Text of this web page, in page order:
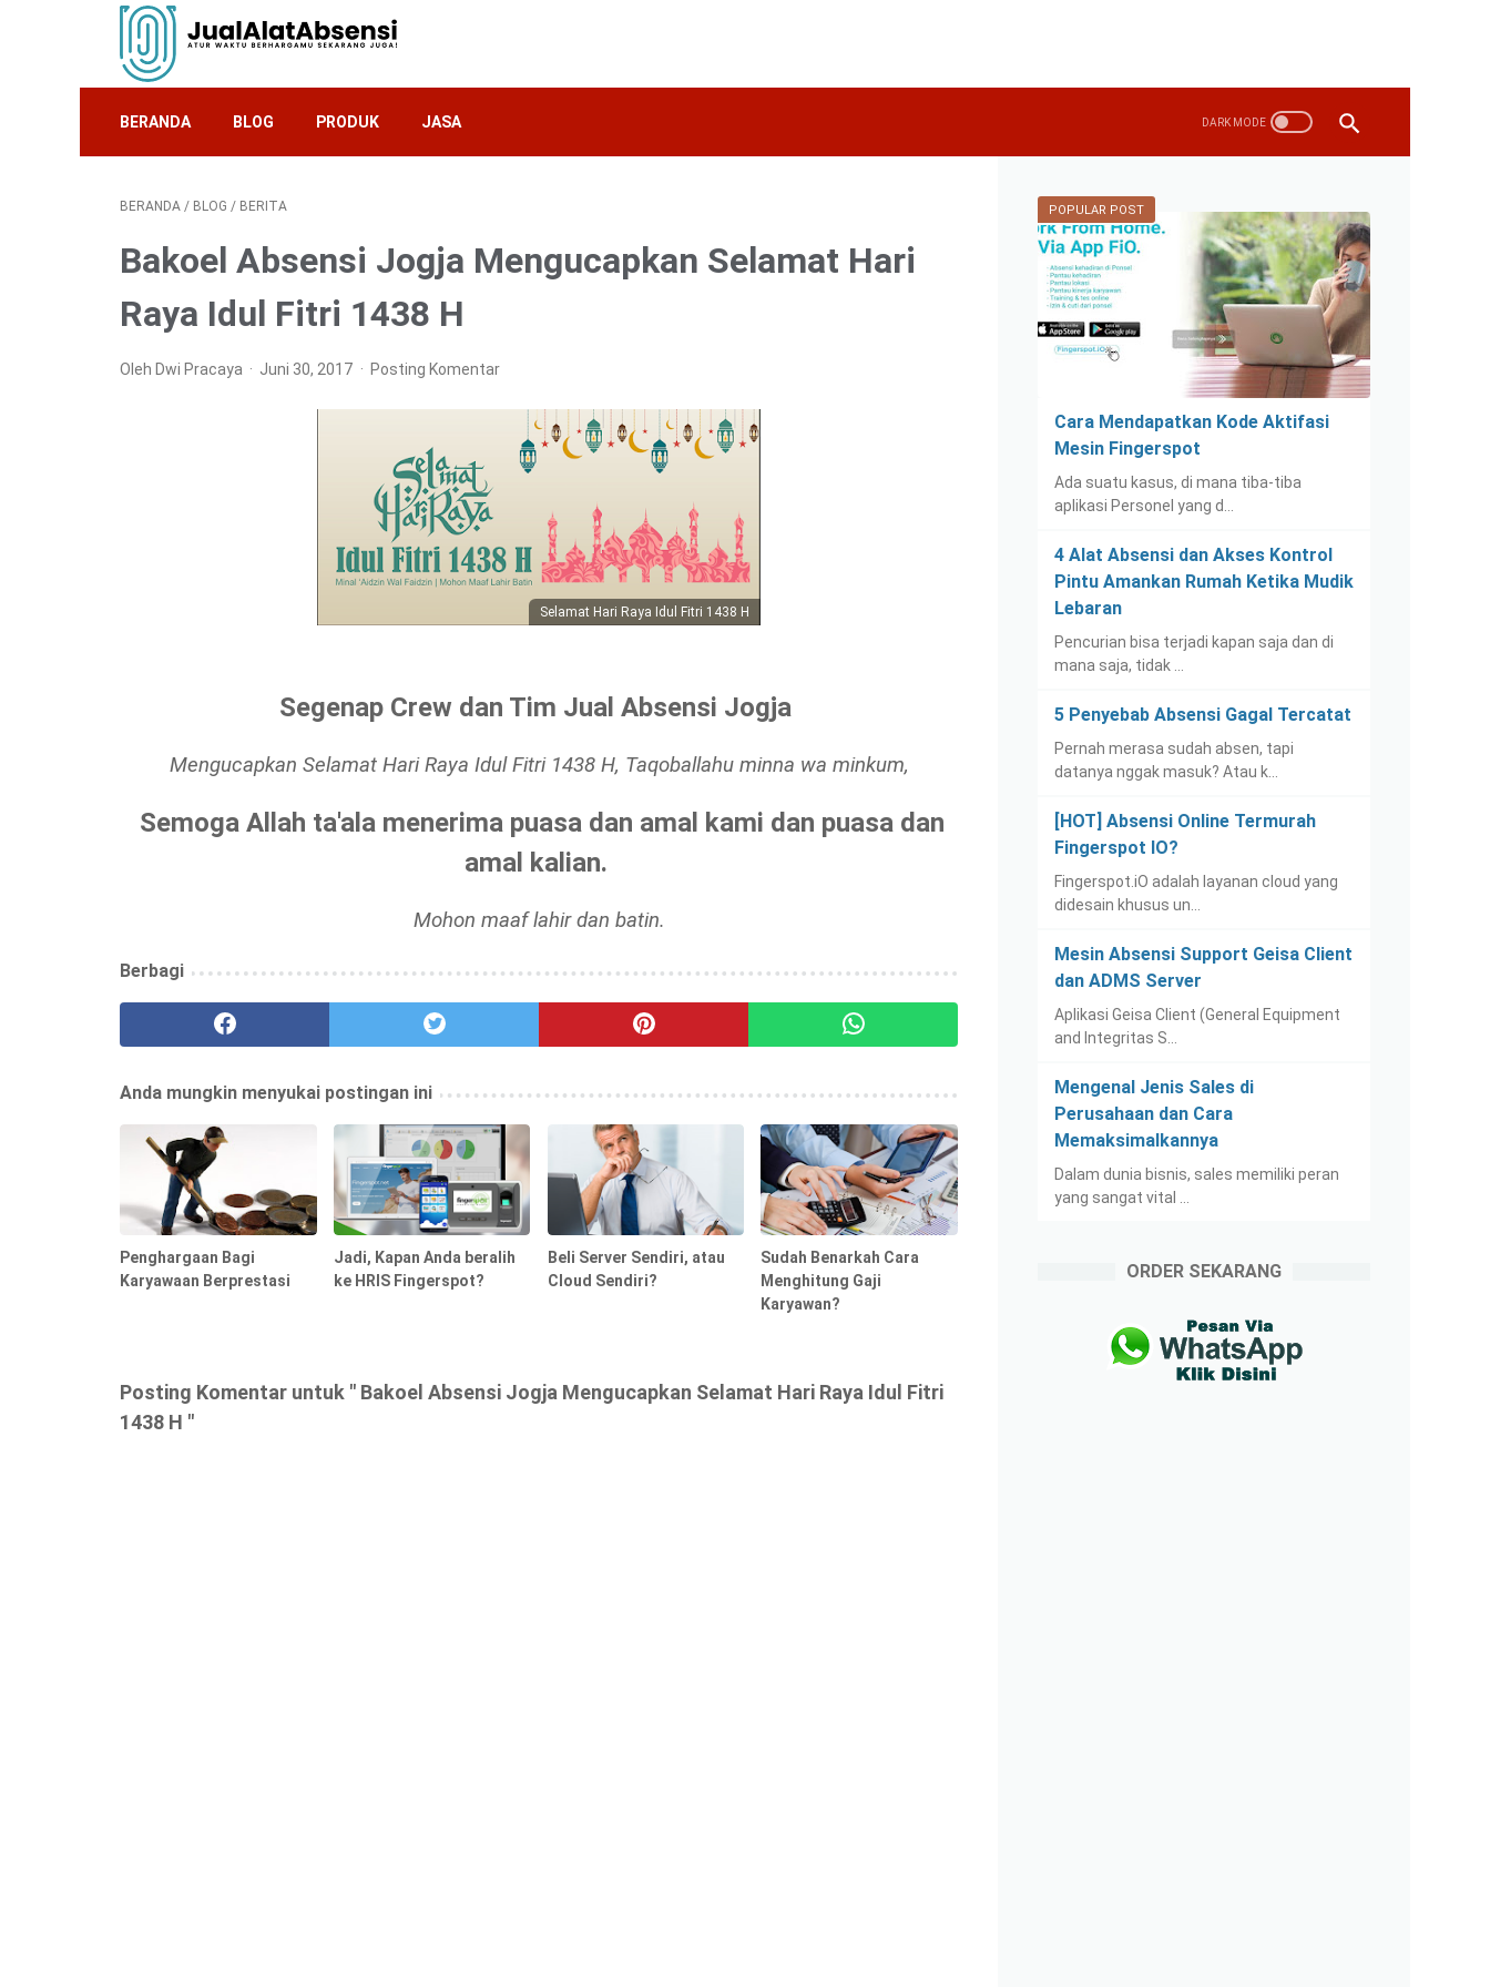
BERANDA BLOG PRODUK JASA
BERANDA / BLOG / BERITA
Bakoel Absensi Jogja Mengucapkan Selamat Hari
Raya Idul Fitri 1438 H
Oleh Dwi Pracaya Juni 30, 2017 Posting Komentar
Selamat Hari Raya Idul Fitri 1438 H
Segenap Crew dan Tim Jual Absensi Jogja
Mengucapkan Selamat Hari Raya Idul Fitri 1438 H, Taqoballahu minna wa minkum,
Semoga Allah ta'ala menerima puasa dan amal kami dan puasa dan
amal kalian.
Mohon maaf lahir dan batin.
Berbagi
Anda mungkin menyukai postingan ini
Penghargaan Bagi
Karyawaan Berprestasi
Jadi, Kapan Anda beralih
ke HRIS Fingerspot?
Beli Server Sendiri, atau
Cloud Sendiri?
Sudah Benarkah Cara
Menghitung Gaji
Karyawan?
Posting Komentar untuk " Bakoel Absensi Jogja Mengucapkan Selamat Hari Raya Idul Fitri
1438 H "
POPULAR POST
Cara Mendapatkan Kode Aktifasi
Mesin Fingerspot
Ada suatu kasus, di mana tiba-tiba
aplikasi Personel yang d…
4 Alat Absensi dan Akses Kontrol
Pintu Amankan Rumah Ketika Mudik
Lebaran
Pencurian bisa terjadi kapan saja dan di
mana saja, tidak …
5 Penyebab Absensi Gagal Tercatat
Pernah merasa sudah absen, tapi
datanya nggak masuk? Atau k…
[HOT] Absensi Online Termurah
Fingerspot IO?
Fingerspot.iO adalah layanan cloud yang
didesain khusus un…
Mesin Absensi Support Geisa Client
dan ADMS Server
Aplikasi Geisa Client (General Equipment
and Integritas S…
Mengenal Jenis Sales di
Perusahaan dan Cara
Memaksimalkannya
Dalam dunia bisnis, sales memiliki peran
yang sangat vital …
ORDER SEKARANG